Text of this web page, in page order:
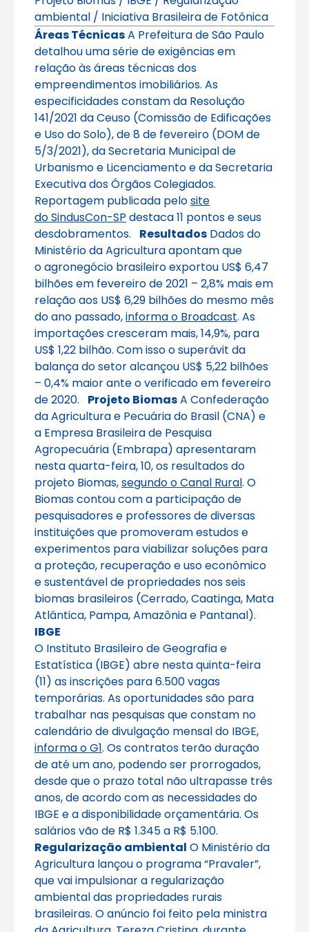
ambiental / Iniciativa Brasileira de Fotônica
Áreas TécnicasA Prefeitura de São Paulo
detalhou uma série de exigências em
relação às áreas técnicas dos
empreendimentos imobiliários. As
especificidades constam da Resolução
141/2021 da Ceuso (Comissão de Edificações
e Uso do Solo), de 8 de fevereiro (DOM de
5/3/2021), da Secretaria Municipal de
Urbanismo e Licenciamento e da Secretaria
Executiva dos Órgãos Colegiados.
Reportagem publicada pelosite
do SindusCon-SP destaca 11 pontos e seus
desdobramentos. Resultados Dados do
Ministério da Agricultura apontam que
o agronegócio brasileiro exportou US$ 6,47
bilhões em fevereiro de 2021 – 2,8% mais em
relação aos US$ 6,29 bilhões do mesmo mês
do ano passado,informa o Broadcast. As
importações cresceram mais, 14,9%, para
US$ 1,22 bilhão. Com isso o superávit da
balança do setor alcançou US$ 5,22 bilhões
– 0,4% maior ante o verificado em fevereiro
de 2020. Projeto BiomasA Confederação
da Agricultura e Pecuária do Brasil (CNA) e
a Empresa Brasileira de Pesquisa
Agropecuária (Embrapa) apresentaram
nesta quarta-feira, 10, os resultados do
projeto Biomas,segundo o Canal Rural. O
Biomas contou com a participação de
pesquisadores e professores de diversas
instituições que promoveram estudos e
experimentos para viabilizar soluções para
a proteção, recuperação e uso econômico
e sustentável de propriedades nos seis
biomas brasileiros (Cerrado, Caatinga, Mata
Atlântica, Pampa, Amazônia e Pantanal).
IBGE
O Instituto Brasileiro de Geografia e
Estatística (IBGE) abre nesta quinta-feira
(11) as inscrições para 6.500 vagas
temporárias. As oportunidades são para
trabalhar nas pesquisas que constam no
calendário de divulgação mensal do IBGE,
informa o G1. Os contratos terão duração
de até um ano, podendo ser prorrogados,
desde que o prazo total não ultrapasse três
anos, de acordo com as necessidades do
IBGE e a disponibilidade orçamentária. Os
salários vão de R$ 1.345 a R$ 5.100.
Regularização ambiental O Ministério da
Agricultura lançou o programa “Pravaler”,
que vai impulsionar a regularização
ambiental das propriedades rurais
brasileiras. O anúncio foi feito pela ministra